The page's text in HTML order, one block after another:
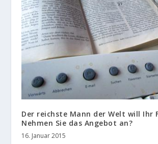
Der reichste Mann der Welt will Ihr
Nehmen Sie das Angebot an?
16. Januar 2015